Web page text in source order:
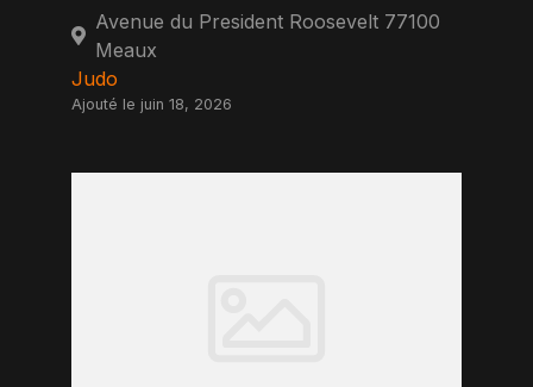
Avenue du President Roosevelt 77100
Meaux
Judo
Ajouté le juin 18, 2026